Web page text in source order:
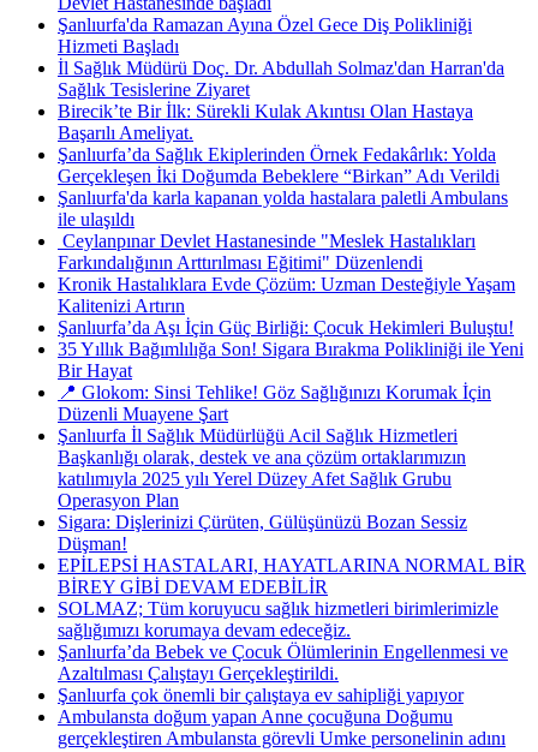
Şanlıurfa'da Ramazan Ayına Özel Gece Diş Polikliniği
Hizmeti Başladı
İl Sağlık Müdürü Doç. Dr. Abdullah Solmaz'dan Harran'da
Sağlık Tesislerine Ziyaret
Birecik’te Bir İlk: Sürekli Kulak Akıntısı Olan Hastaya
Başarılı Ameliyat.
Şanlıurfa’da Sağlık Ekiplerinden Örnek Fedakârlık: Yolda
Gerçekleşen İki Doğumda Bebeklere “Birkan” Adı Verildi
Şanlıurfa'da karla kapanan yolda hastalara paletli Ambulans
ile ulaşıldı
​ Ceylanpınar Devlet Hastanesinde "Meslek Hastalıkları
Farkındalığının Arttırılması Eğitimi" Düzenlendi
Kronik Hastalıklara Evde Çözüm: Uzman Desteğiyle Yaşam
Kalitenizi Artırın
Şanlıurfa’da Aşı İçin Güç Birliği: Çocuk Hekimleri Buluştu!
35 Yıllık Bağımlılığa Son! Sigara Bırakma Polikliniği ile Yeni
Bir Hayat
📍 Glokom: Sinsi Tehlike! Göz Sağlığınızı Korumak İçin
Düzenli Muayene Şart
Şanlıurfa İl Sağlık Müdürlüğü Acil Sağlık Hizmetleri
Başkanlığı olarak, destek ve ana çözüm ortaklarımızın
katılımıyla 2025 yılı Yerel Düzey Afet Sağlık Grubu
Operasyon Plan
Sigara: Dişlerinizi Çürüten, Gülüşünüzü Bozan Sessiz
Düşman!
EPİLEPSİ HASTALARI, HAYATLARINA NORMAL BİR
BİREY GİBİ DEVAM EDEBİLİR
SOLMAZ; Tüm koruyucu sağlık hizmetleri birimlerimizle
sağlığımızı korumaya devam edeceğiz.
Şanlıurfa’da Bebek ve Çocuk Ölümlerinin Engellenmesi ve
Azaltılması Çalıştayı Gerçekleştirildi.
Şanlıurfa çok önemli bir çalıştaya ev sahipliği yapıyor
Ambulansta doğum yapan Anne çocuğuna Doğumu
gerçekleştiren Ambulansta görevli Umke personelinin adını